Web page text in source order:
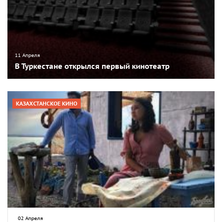
11 Апреля
В Туркестане открылся первый кинотеатр
КАЗАХСТАНСКОЕ КИНО
02 Апреля